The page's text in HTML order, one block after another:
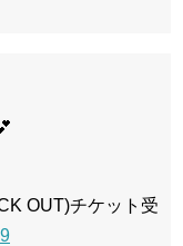
OUT)チケット受